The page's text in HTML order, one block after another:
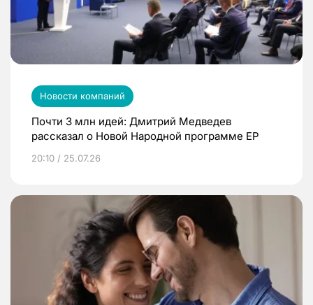
Новости компаний
Почти 3 млн идей: Дмитрий Медведев
рассказал о Новой Народной программе ЕР
20:10 / 25.07.26